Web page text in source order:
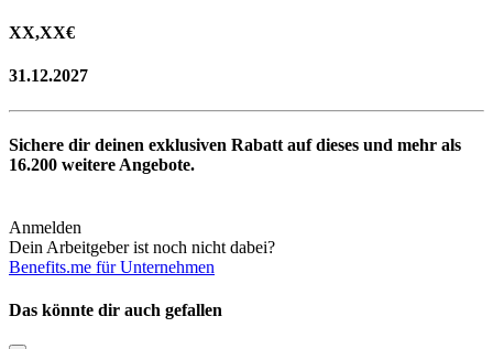
XX,XX€
31.12.2027
Sichere dir deinen exklusiven Rabatt auf dieses und mehr als
16.200 weitere Angebote.
Anmelden
Dein Arbeitgeber ist noch nicht dabei?
Benefits.me für Unternehmen
Das könnte dir auch gefallen